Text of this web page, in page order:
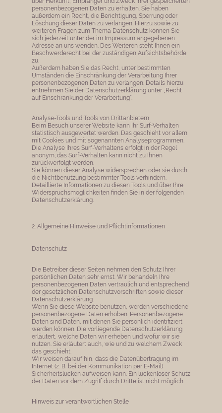
personenbezogenen Daten zu erhalten. Sie haben
außerdem ein Recht, die Berichtigung, Sperrung oder
Löschung dieser Daten zu verlangen. Hierzu sowie zu
weiteren Fragen zum Thema Datenschutz können Sie
sich jederzeit unter der im Impressum angegebenen
Adresse an uns wenden. Des Weiteren steht Ihnen ein
Beschwerderecht bei der zuständigen Aufsichtsbehörde
zu.
Außerdem haben Sie das Recht, unter bestimmten
Umständen die Einschränkung der Verarbeitung Ihrer
personenbezogenen Daten zu verlangen. Details hierzu
entnehmen Sie der Datenschutzerklärung unter „Recht
auf Einschränkung der Verarbeitung“.
Analyse-Tools und Tools von Drittanbietern
Beim Besuch unserer Website kann Ihr Surf-Verhalten
statistisch ausgewertet werden. Das geschieht vor allem
mit Cookies und mit sogenannten Analyseprogrammen.
Die Analyse Ihres Surf-Verhaltens erfolgt in der Regel
anonym; das Surf-Verhalten kann nicht zu Ihnen
zurückverfolgt werden.
Sie können dieser Analyse widersprechen oder sie durch
die Nichtbenutzung bestimmter Tools verhindern.
Detaillierte Informationen zu diesen Tools und über Ihre
Widerspruchsmöglichkeiten finden Sie in der folgenden
Datenschutzerklärung.
2. Allgemeine Hinweise und Pflichtinformationen
Datenschutz
Die Betreiber dieser Seiten nehmen den Schutz Ihrer
persönlichen Daten sehr ernst. Wir behandeln Ihre
personenbezogenen Daten vertraulich und entsprechend
der gesetzlichen Datenschutzvorschriften sowie dieser
Datenschutzerklärung.
Wenn Sie diese Website benutzen, werden verschiedene
personenbezogene Daten erhoben. Personenbezogene
Daten sind Daten, mit denen Sie persönlich identifiziert
werden können. Die vorliegende Datenschutzerklärung
erläutert, welche Daten wir erheben und wofür wir sie
nutzen. Sie erläutert auch, wie und zu welchem Zweck
das geschieht.
Wir weisen darauf hin, dass die Datenübertragung im
Internet (z. B. bei der Kommunikation per E-Mail)
Sicherheitslücken aufweisen kann. Ein lückenloser Schutz
der Daten vor dem Zugriff durch Dritte ist nicht möglich.
Hinweis zur verantwortlichen Stelle